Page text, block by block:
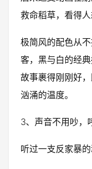
救命稻草，看得
极简风的配色从
客，黑与白的经
故事裹得刚刚好
汹涌的温度。
3、声音不用吵，
听过一支反家暴